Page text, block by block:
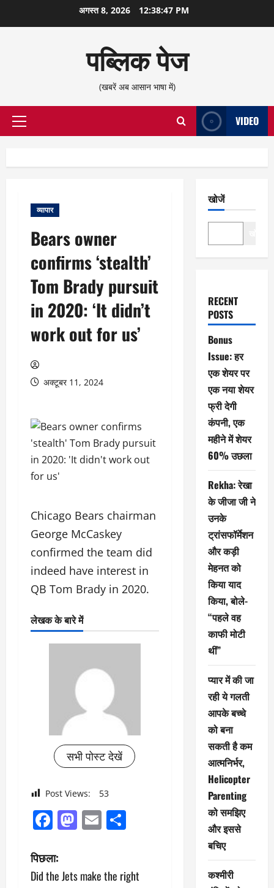
सामग्री
अगस्त 8, 2026 12:38:48 PM
पब्लिक पेज
(खबरें अब आसान भाषा में)
प्राथमिक
VIDEO
व्यापार
Bears owner
confirms ‘stealth’
Tom Brady pursuit
in 2020: ‘It didn’t
work out for us’
अक्टूबर 11, 2024
Chicago Bears chairman
George McCaskey
confirmed the team did
indeed have interest in
QB Tom Brady in 2020.
लेखक के बारे में
सभी पोस्ट देखें
Post Views: 53
Facebook
Mastodon
Email
पो
पिछला:
Did the Jets make the right
खोजें
RECENT
POSTS
Bonus
Issue: हर
एक शेयर पर
एक नया शेयर
फ्री देगी
कंपनी, एक
महीने में शेयर
60% उछला
Rekha: रेखा
के जीजा जी ने
उनके
ट्रांसफॉर्मेशन
और कड़ी
मेहनत को
किया याद
किया, बोले-
“पहले वह
काफी मोटी
थीं”
प्यार में की जा
रही ये गलती
आपके बच्चे
को बना
सकती है कम
आत्मनिर्भर,
Helicopter
Parenting
को समझिए
और इससे
बचिए
कश्मीरी